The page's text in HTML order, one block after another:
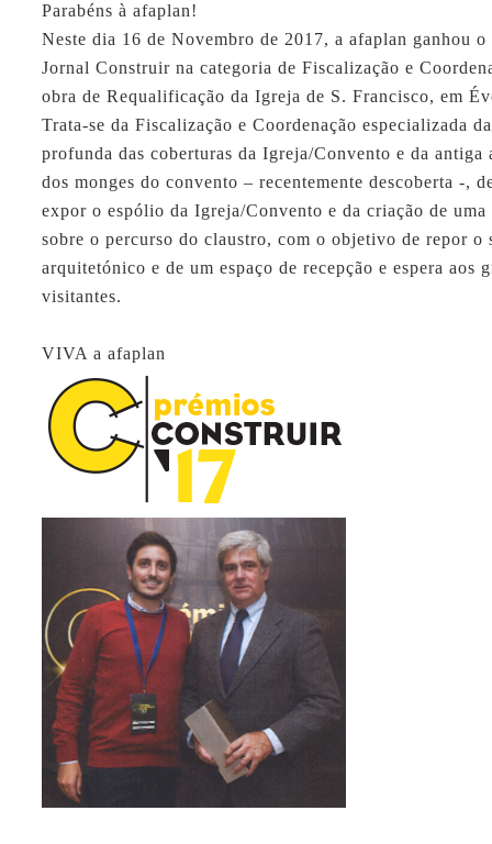
Parabéns à afaplan!
Neste dia 16 de Novembro de 2017, a afaplan ganhou o
Jornal Construir na categoria de Fiscalização e
obra de Requalificação da Igreja de S. Francisco, em
Trata-se da Fiscalização e Coordenação especializada
profunda das coberturas da Igreja/Convento e da antiga
dos monges do convento – recentemente descoberta -,
expor o espólio da Igreja/Convento e da criação de uma
sobre o percurso do claustro, com o objetivo de repor o
arquitetónico e de um espaço de recepção e espera aos
visitantes.
VIVA a afaplan